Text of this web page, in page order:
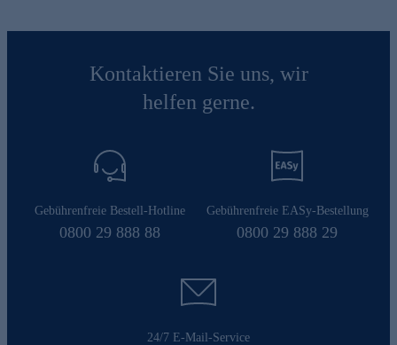
Kontaktieren Sie uns, wir
helfen gerne.
Gebührenfreie Bestell-Hotline
0800 29 888 88
Gebührenfreie EASy-Bestellung
0800 29 888 29
24/7 E-Mail-Service